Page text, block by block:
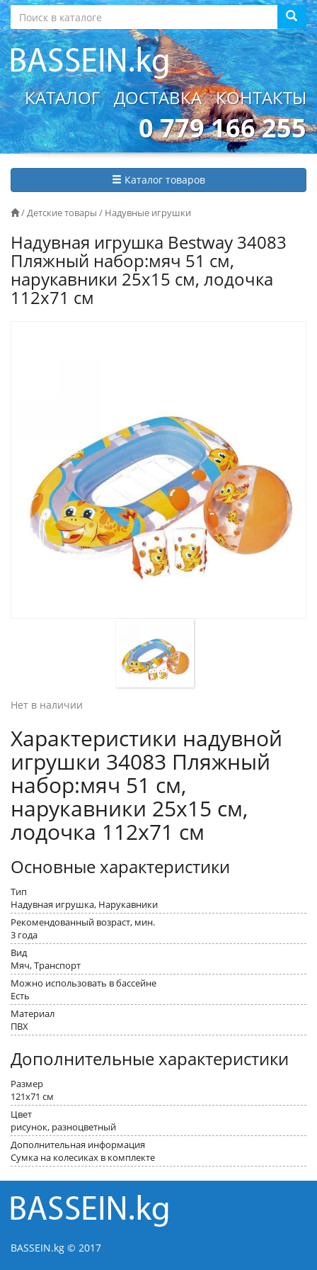
КАТАЛОГ ДОСТАВКА КОНТАКТЫ
0 779 166 255
Каталог товаров
/Детские товары / Надувные игрушки
Надувная игрушка Bestway 34083
Пляжный набор:мяч 51 см,
нарукавники 25x15 см, лодочка
112x71 см
Нет в наличии
Характеристики надувной
игрушки 34083 Пляжный
набор:мяч 51 см,
нарукавники 25x15 см,
лодочка 112x71 см
Основные характеристики
Тип
Надувная игрушка, Нарукавники
Рекомендованный возраст, мин.
3 года
Вид
Мяч, Транспорт
Можно использовать в бассейне
Есть
Материал
ПВХ
Дополнительные характеристики
Размер
121x71 см
Цвет
рисунок, разноцветный
Дополнительная информация
Сумка на колесиках в комплекте
BASSEIN.kg © 2017